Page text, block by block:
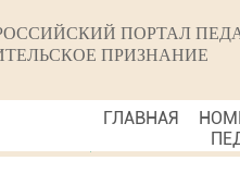
ПОРТАЛ
ПРИЗНАНИЕ
ГЛАВНАЯ